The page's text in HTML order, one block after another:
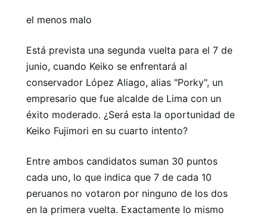
el menos malo
Está prevista una segunda vuelta para el 7 de
junio, cuando Keiko se enfrentará al
conservador López Aliago, alias "Porky", un
empresario que fue alcalde de Lima con un
éxito moderado. ¿Será esta la oportunidad de
Keiko Fujimori en su cuarto intento?
Entre ambos candidatos suman 30 puntos
cada uno, lo que indica que 7 de cada 10
peruanos no votaron por ninguno de los dos
en la primera vuelta. Exactamente lo mismo